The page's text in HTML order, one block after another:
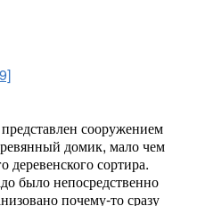
сооружением
домик, мало чем
сортира.
было непосредственно
почему-то сразу